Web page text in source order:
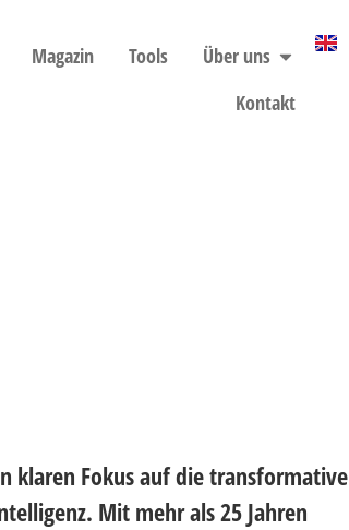
Magazin Tools
Über uns
Kontakt
klaren Fokus auf die transformative
Mit mehr als 25 Jahren